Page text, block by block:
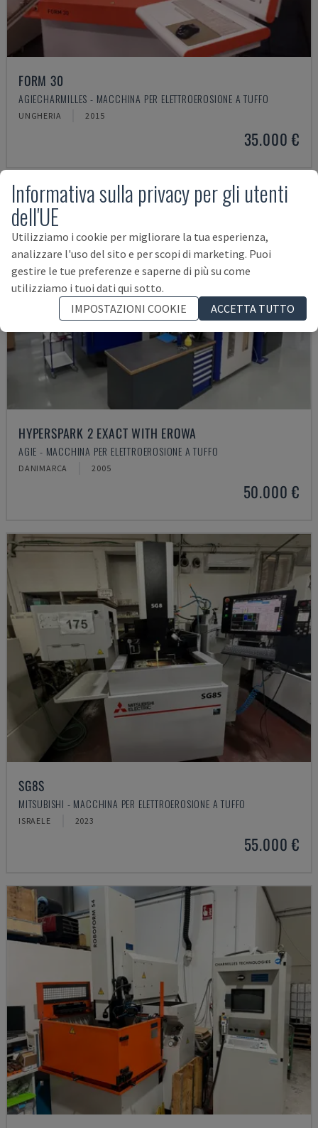
FORM 30
AGIECHARMILLES - MACCHINA PER ELETTROEROSIONE A TUFFO
UNGHERIA 2015
35.000 €
HYPERSPARK 2 EXACT WITH EROWA
AGIE - MACCHINA PER ELETTROEROSIONE A TUFFO
DANIMARCA 2005
50.000 €
SG8S
MITSUBISHI - MACCHINA PER ELETTROEROSIONE A TUFFO
ISRAELE 2023
55.000 €
Informativa sulla privacy per gli utenti
dell'UE
Utilizziamo i cookie per migliorare la tua esperienza,
analizzare l'uso del sito e per scopi di marketing. Puoi
gestire le tue preferenze e saperne di più su come
utilizziamo i tuoi dati qui sotto.
IMPOSTAZIONI COOKIE
ACCETTA TUTTO